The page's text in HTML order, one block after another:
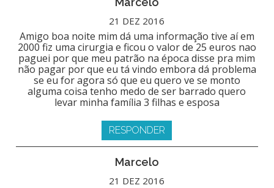
21 DEZ 2016
Amigo boa noite mim dá uma informação tive aí em
2000 fiz uma cirurgia e ficou o valor de 25 euros nao
paguei por que meu patrão na época disse pra mim
não pagar por que eu tá vindo embora dá problema
se eu for agora só que eu quero ve se monto
alguma coisa tenho medo de ser barrado quero
levar minha família 3 filhas e esposa
RESPONDER
Marcelo
21 DEZ 2016